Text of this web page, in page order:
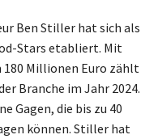
Ben Stiller hat sich als
Stars etabliert. Mit
Millionen Euro zählt
Branche im Jahr 2024.
Gagen, die bis zu 40
können. Stiller hat